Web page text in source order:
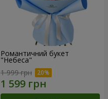
Романтичний букет
"Небеса"
1 999 грн